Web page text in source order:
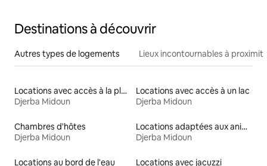
Destinations à découvrir
Autres types de logements Lieux incontournables à
Locations avec accès à la plage
Djerba Midoun
Locations avec accès à un lac
Djerba Midoun
Chambres d'hôtes
Djerba Midoun
Locations adaptées aux animaux
Djerba Midoun
Locations au bord de l'eau Locations avec jacuzzi